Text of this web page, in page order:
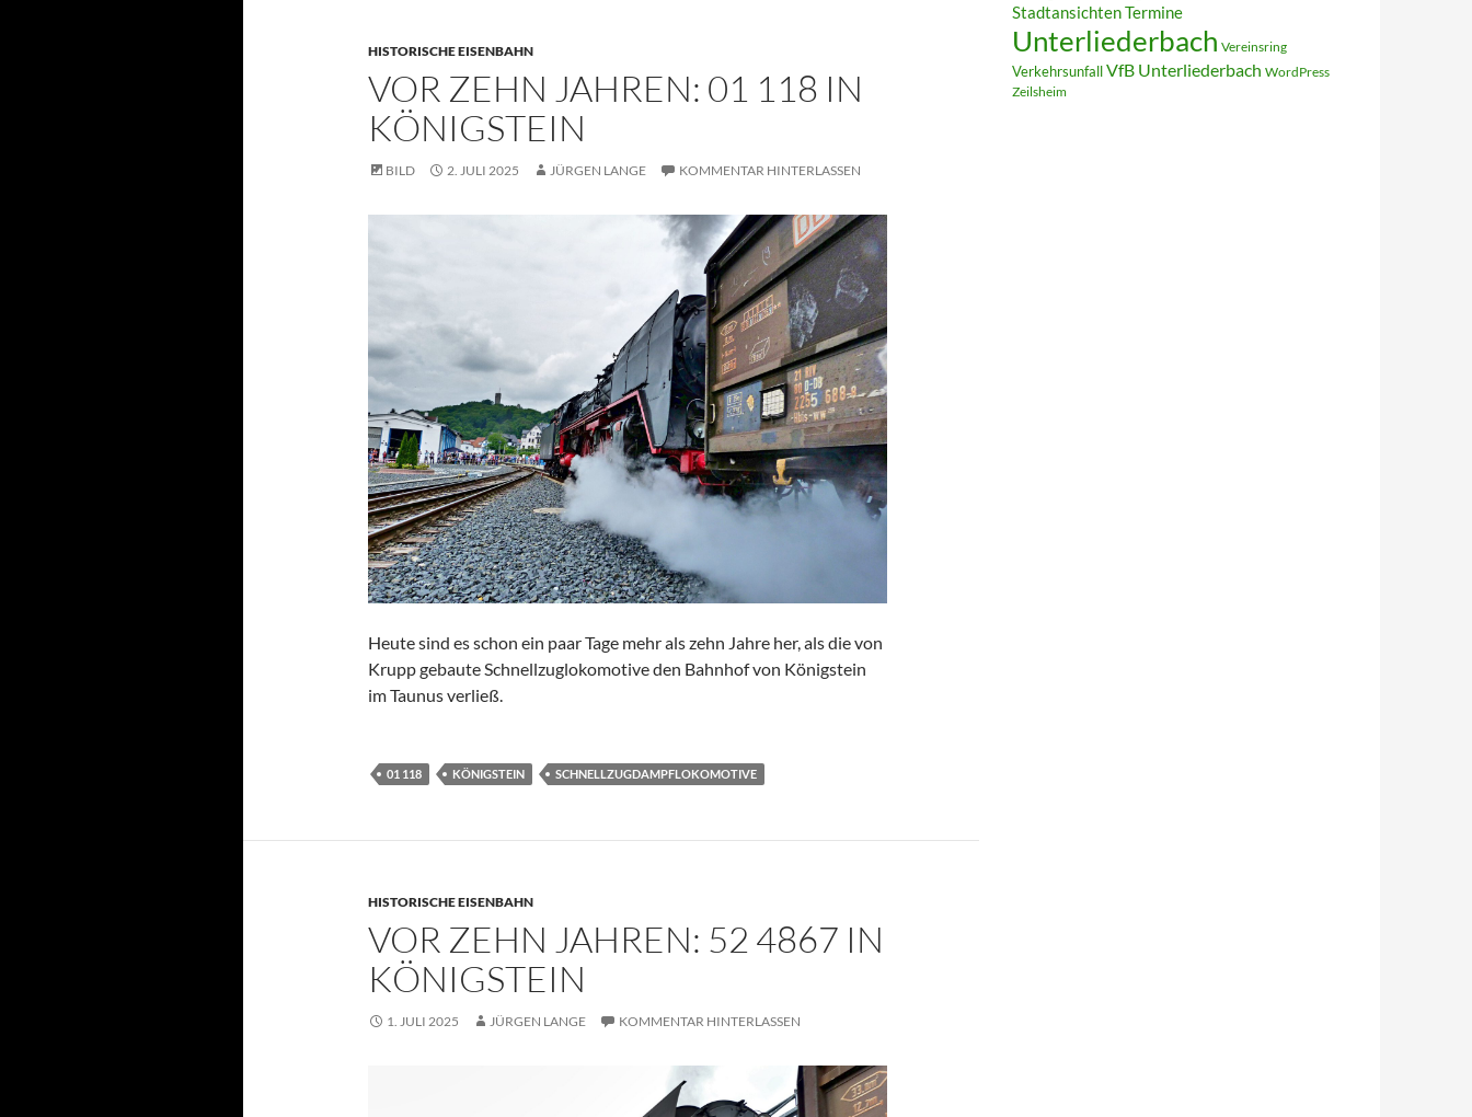
HISTORISCHE EISENBAHN
VOR ZEHN JAHREN: 01 118 IN
KÖNIGSTEIN
BILD 2. JULI 2025 JÜRGEN LANGE KOMMENTAR HINTERLASSEN
Heute sind es schon ein paar Tage mehr als zehn Jahre her, als die von
Krupp gebaute Schnellzuglokomotive den Bahnhof von Königstein
im Taunus verließ.
01 118 KÖNIGSTEIN SCHNELLZUGDAMPFLOKOMOTIVE
HISTORISCHE EISENBAHN
VOR ZEHN JAHREN: 52 4867 IN
KÖNIGSTEIN
1. JULI 2025 JÜRGEN LANGE KOMMENTAR HINTERLASSEN
StadtansichtenTermine
Unterliederbach Vereinsring
VerkehrsunfallVfB Unterliederbach WordPress
Zeilsheim